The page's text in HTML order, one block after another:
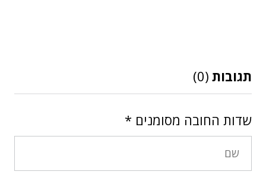
תגובות (0)
שדות החובה מסומנים *